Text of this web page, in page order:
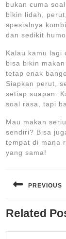
bukan cuma
bikin lidah,
spesialnya
dan sedikit
Kalau kamu lagi
bisa bikin
tetap enak
Siapkan perut,
setiap suapan.
soal rasa, tapi
Mau makan
sendiri? Bisa
tempat di mana
yang sama!
pos
PREVIOUS
post:
Related